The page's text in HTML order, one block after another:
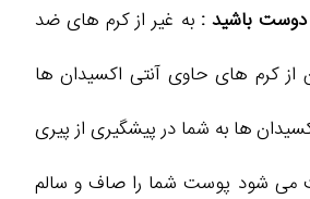
دوست باشید :به غیر از کرم های ضد
از کرم های حاوی آنتی اکسیدان ها
ها به شما در پیشگیری از پیری
می شود پوست شما را صاف و سالم